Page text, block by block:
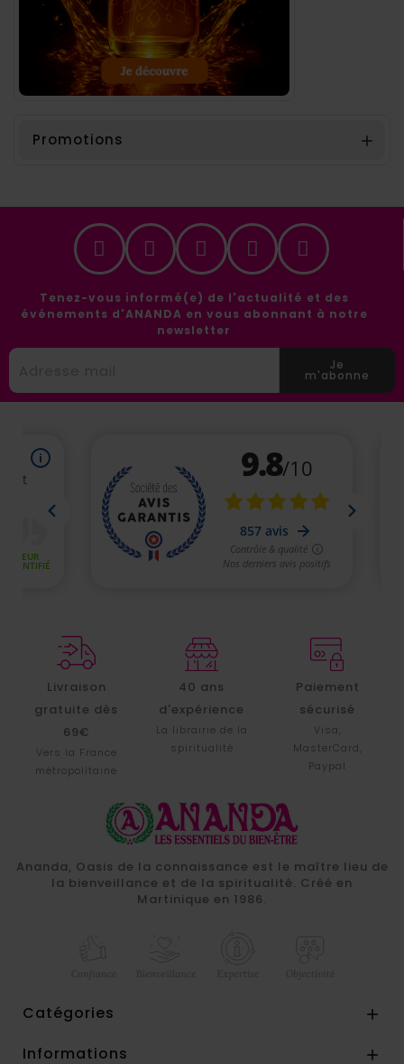
Promotions 
Tenez-vous informé(e) de l'actualité et des
événements d'ANANDA en vous abonnant à notre
newsletter
Je
m'abonne
Livraison
gratuite dès
69€
Vers la France
métropolitaine
40 ans
d'expérience
La librairie de la
spiritualité
Paiement
sécurisé
Visa,
MasterCard,
Paypal
Ananda, Oasis de la connaissance est le maître lieu de
la bienveillance et de la spiritualité. Créé en
Martinique en 1986.
Catégories 
Informations 